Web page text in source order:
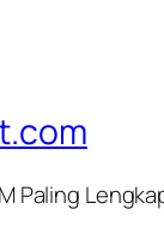
Paling